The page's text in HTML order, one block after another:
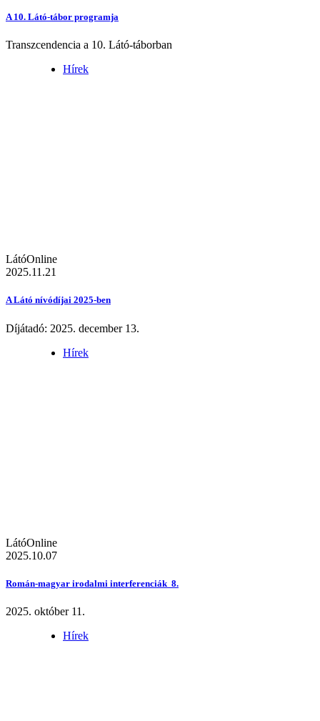
A 10. Látó-tábor programja
Transzcendencia a 10. Látó-táborban
Hírek
LátóOnline
2025.11.21
A Látó nívódíjai 2025-ben
Díjátadó: 2025. december 13.
Hírek
LátóOnline
2025.10.07
Román-magyar irodalmi interferenciák 8.
2025. október 11.
Hírek